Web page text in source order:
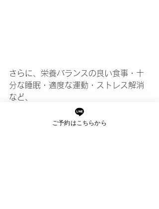
さらに、栄養バランスの良い食事・十
分な睡眠・適度な運動・ストレス解消
など、
日々の生活習慣を見直すことも大切で
ご予約はこちらから